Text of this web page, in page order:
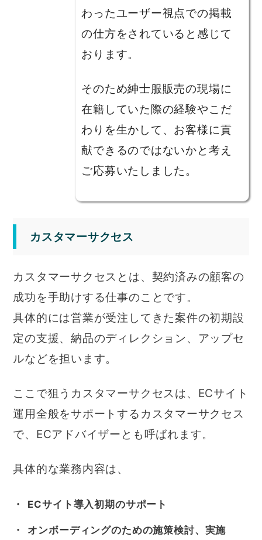
わったユーザー視点での掲載
の仕方をされていると感じて
おります。
そのため紳士服販売の現場に
在籍していた際の経験やこだ
わりを生かして、お客様に貢
献できるのではないかと考え
ご応募いたしました。
カスタマーサクセス
カスタマーサクセスとは、契約済みの顧客の
成功を手助けする仕事のことです。
具体的には営業が受注してきた案件の初期設
定の支援、納品のディレクション、アップセ
ルなどを担います。
ここで狙うカスタマーサクセスは、ECサイト
運用全般をサポートするカスタマーサクセス
で、ECアドバイザーとも呼ばれます。
具体的な業務内容は、
ECサイト導入初期のサポート
オンボーディングのための施策検討、実施